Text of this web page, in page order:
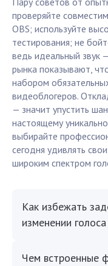
проверяйте
OBS; используйте
тестирования; не
ведь идеальный звук
рынка показывают,
набором
видеоблогеров.
— значит упустить
настоящему
выбирайте
сегодня удивлять
широким спектром
Как избежать
изменении голоса
Чем встроенные